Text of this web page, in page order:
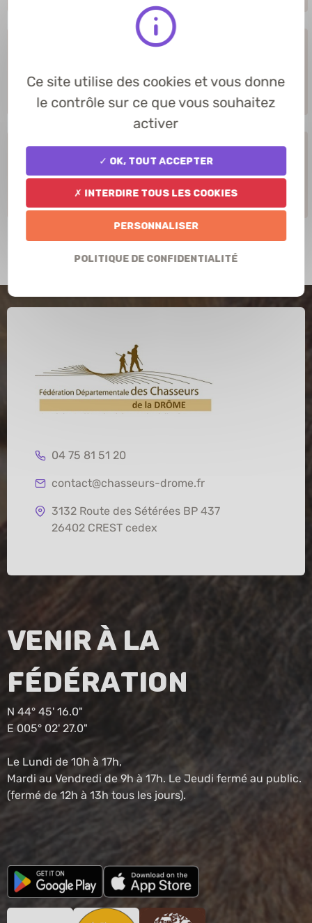
Association Française pour l'Avenir de la
Chasse aux Chiens Courants
Association Gestion Faune et Chasse
sur les Hauts Plateaux du Vercors
(actuel)
04 75 81 51 20
contact@chasseurs-drome.fr
3132 Route des Sétérées BP 437
26402 CREST cedex
Venir à la
fédération
N 44° 45' 16.0"
E 005° 02' 27.0"
Le Lundi de 10h à 17h,
Mardi au Vendredi de 9h à 17h. Le Jeudi fermé au public.
(fermé de 12h à 13h tous les jours).
Ce site utilise des cookies et vous donne
le contrôle sur ce que vous souhaitez
activer
✓ OK, tout accepter
✗ Interdire tous les cookies
Personnaliser
Politique de confidentialité